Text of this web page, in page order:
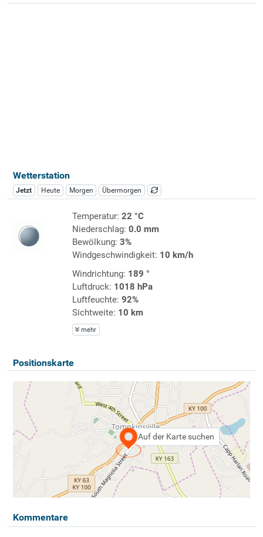
Wetterstation
Jetzt Heute Morgen Übermorgen
Temperatur: 22 °C
Niederschlag: 0.0 mm
Bewölkung: 3%
Windgeschwindigkeit: 10 km/h
Windrichtung: 189 °
Luftdruck: 1018 hPa
Luftfeuchte: 92%
Sichtweite: 10 km
mehr
Positionskarte
Auf der Karte suchen
Kommentare